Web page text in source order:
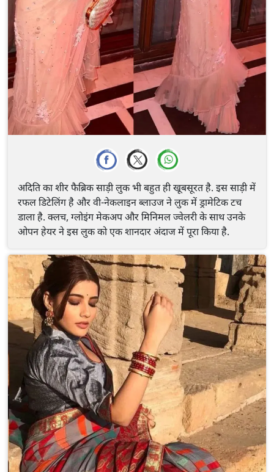
अदिति का शीर फैब्रिक साड़ी लुक भी बहुत ही खूबसूरत है. इस साड़ी में
रफल डिटेलिंग है और वी-नेकलाइन ब्लाउज ने लुक में ड्रामेटिक टच
डाला है. क्लच, ग्लोइंग मेकअप और मिनिमल ज्वेलरी के साथ उनके
ओपन हेयर ने इस लुक को एक शानदार अंदाज में पूरा किया है.